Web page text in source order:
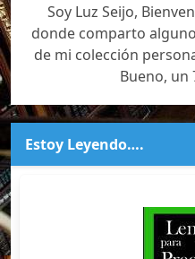
Soy Luz Seijo,
donde comparto
de mi colección
Bueno, un
Estoy Leyendo….